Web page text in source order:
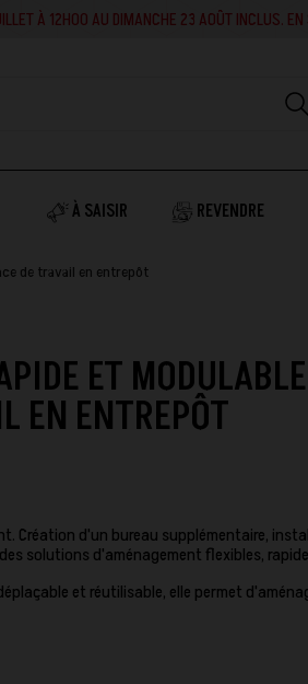
À 12H00 AU DIMANCHE 23 AOÛT INCLUS.
À SAISIR REVENDRE
de travail en entrepôt
ET MODULABLE
EN ENTREPÔT
d'un bureau supplémentaire,
solutions d'aménagement flexibles,
et réutilisable, elle permet